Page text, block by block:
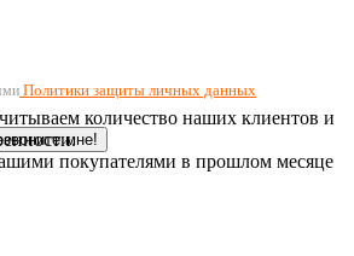
мне!
Политики защиты личных данных
количество наших клиентов и
покупателями в прошлом месяце